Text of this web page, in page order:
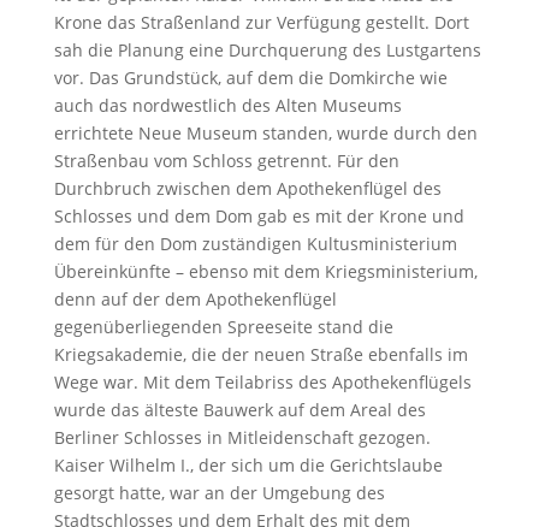
Krone das Straßenland zur Verfügung gestellt. Dort
sah die Planung eine Durchquerung des Lustgartens
vor. Das Grundstück, auf dem die Domkirche wie
auch das nordwestlich des Alten Museums
errichtete Neue Museum standen, wurde durch den
Straßenbau vom Schloss getrennt. Für den
Durchbruch zwischen dem Apothekenflügel des
Schlosses und dem Dom gab es mit der Krone und
dem für den Dom zuständigen Kultusministerium
Übereinkünfte – ebenso mit dem Kriegsministerium,
denn auf der dem Apothekenflügel
gegenüberliegenden Spreeseite stand die
Kriegsakademie, die der neuen Straße ebenfalls im
Wege war. Mit dem Teilabriss des Apothekenflügels
wurde das älteste Bauwerk auf dem Areal des
Berliner Schlosses in Mitleidenschaft gezogen.
Kaiser Wilhelm I., der sich um die Gerichtslaube
gesorgt hatte, war an der Umgebung des
Stadtschlosses und dem Erhalt des mit dem